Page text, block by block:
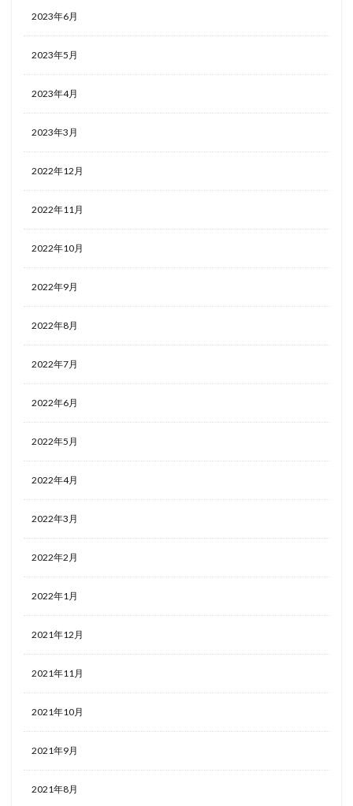
2023年6月
2023年5月
2023年4月
2023年3月
2022年12月
2022年11月
2022年10月
2022年9月
2022年8月
2022年7月
2022年6月
2022年5月
2022年4月
2022年3月
2022年2月
2022年1月
2021年12月
2021年11月
2021年10月
2021年9月
2021年8月